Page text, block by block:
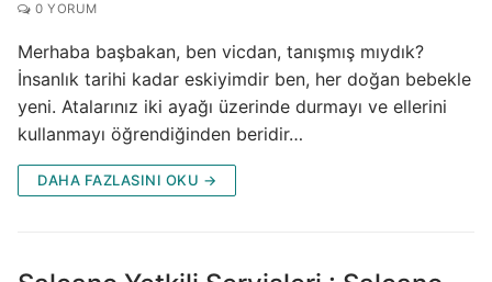
0 YORUM
Merhaba başbakan, ben vicdan, tanışmış mıydık?
İnsanlık tarihi kadar eskiyimdir ben, her doğan bebekle
yeni. Atalarınız iki ayağı üzerinde durmayı ve ellerini
kullanmayı öğrendiğinden beridir…
DAHA FAZLASINI OKU →